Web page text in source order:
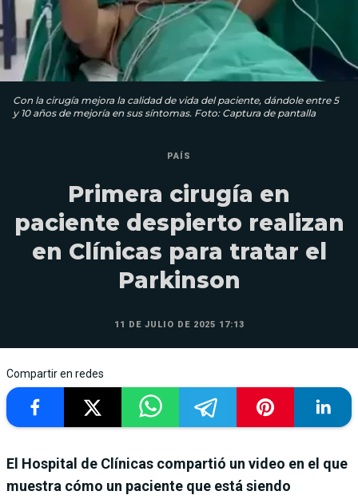
Con la cirugía mejora la calidad de vida del paciente, dándole entre 5
y 10 años de mejoría en sus síntomas. Foto: Captura de pantalla
PAÍS
Primera cirugía en
paciente despierto realizan
en Clínicas para tratar el
Parkinson
11 DE JULIO DE 2025 17:13
Compartir en redes
El Hospital de Clínicas compartió un video en el que
muestra cómo un paciente que está siendo